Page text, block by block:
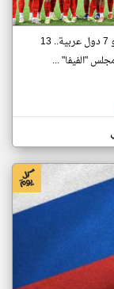
مدار الساعة
والمباشرة
بينهم ممثلو 7 دول عربية.. 13
"الفيفا" ...